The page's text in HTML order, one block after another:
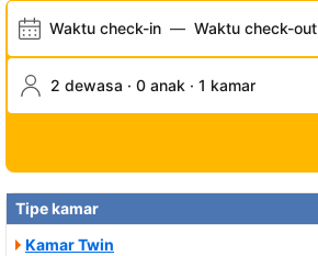
Waktu check-in — Waktu check-out
2 dewasa · 0 anak · 1 kamar
Tipe kamar
Kamar Twin